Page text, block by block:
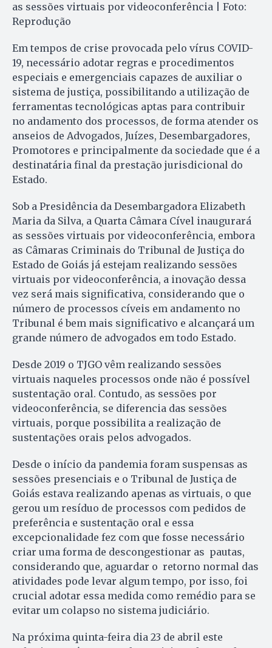
as sessões virtuais por videoconferência | Foto:
Reprodução
Em tempos de crise provocada pelo vírus COVID-
19, necessário adotar regras e procedimentos
especiais e emergenciais capazes de auxiliar o
sistema de justiça, possibilitando a utilização de
ferramentas tecnológicas aptas para contribuir
no andamento dos processos, de forma atender os
anseios de Advogados, Juízes, Desembargadores,
Promotores e principalmente da sociedade que é a
destinatária final da prestação jurisdicional do
Estado.
Sob a Presidência da Desembargadora Elizabeth
Maria da Silva, a Quarta Câmara Cível inaugurará
as sessões virtuais por videoconferência, embora
as Câmaras Criminais do Tribunal de Justiça do
Estado de Goiás já estejam realizando sessões
virtuais por videoconferência, a inovação dessa
vez será mais significativa, considerando que o
número de processos cíveis em andamento no
Tribunal é bem mais significativo e alcançará um
grande número de advogados em todo Estado.
Desde 2019 o TJGO vêm realizando sessões
virtuais naqueles processos onde não é possível
sustentação oral. Contudo, as sessões por
videoconferência, se diferencia das sessões
virtuais, porque possibilita a realização de
sustentações orais pelos advogados.
Desde o início da pandemia foram suspensas as
sessões presenciais e o Tribunal de Justiça de
Goiás estava realizando apenas as virtuais, o que
gerou um resíduo de processos com pedidos de
preferência e sustentação oral e essa
excepcionalidade fez com que fosse necessário
criar uma forma de descongestionar as pautas,
considerando que, aguardar o retorno normal das
atividades pode levar algum tempo, por isso, foi
crucial adotar essa medida como remédio para se
evitar um colapso no sistema judiciário.
Na próxima quinta-feira dia 23 de abril este